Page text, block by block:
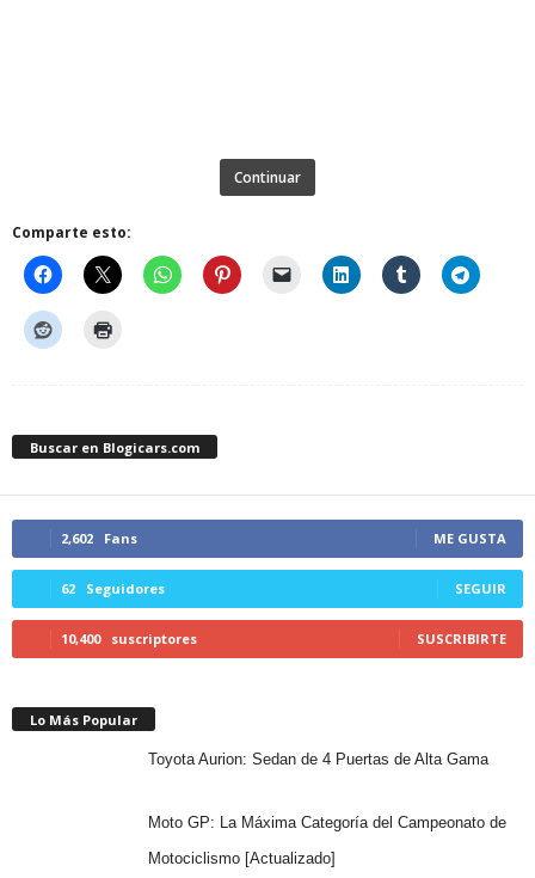
Continuar
Comparte esto:
Buscar en Blogicars.com
2,602 Fans ME GUSTA
62 Seguidores SEGUIR
10,400 suscriptores SUSCRIBIRTE
Lo Más Popular
Toyota Aurion: Sedan de 4 Puertas de Alta Gama
Moto GP: La Máxima Categoría del Campeonato de
Motociclismo [Actualizado]